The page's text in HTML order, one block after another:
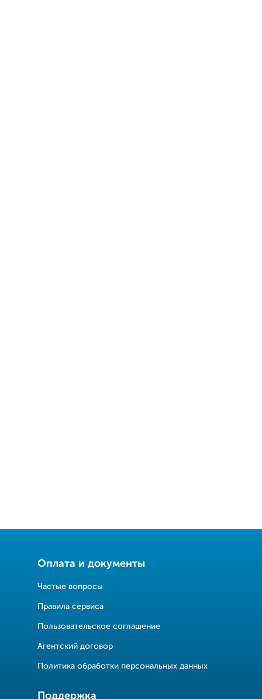
Оплата и документы
Частые вопросы
Правила сервиса
Пользовательское соглашение
Агентский договор
Политика обработки персональных данных
Поддержка